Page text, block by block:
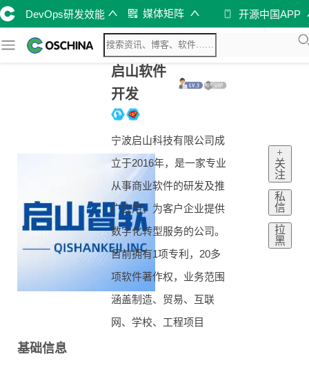
DevOps研发效能 媒体矩阵 开源中国APP
启山软件
开发
宁波启山科技有限公司成
立于2016年，是一家专业
从事商业软件的研发及推
广应用，为客户企业提供
数字化转型服务的公司。
目前拥有1项专利，20多
项软件著作权，业务范围
涵盖制造、贸易、互联
网、学校、工程项目
+
关
注
私
信
拉
黑
基础信息